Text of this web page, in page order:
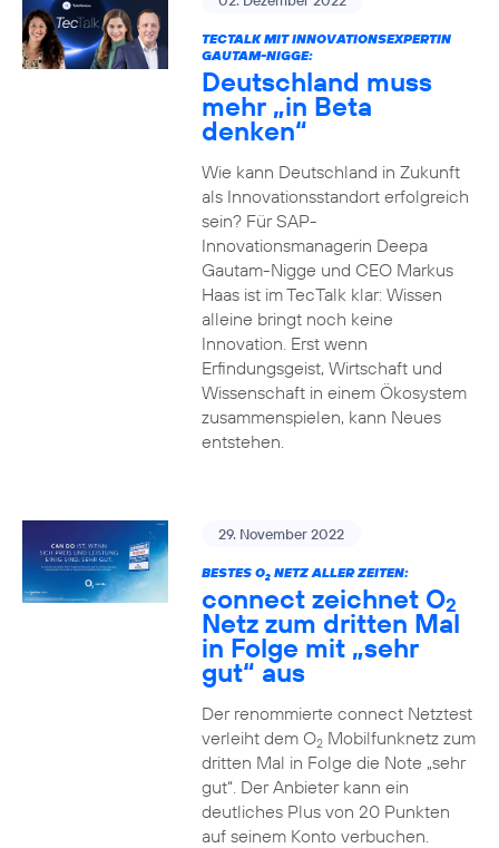
TECTALK MIT INNOVATIONSEXPERTIN
GAUTAM-NIGGE:
Deutschland muss
mehr „in Beta
denken“
Wie kann Deutschland in Zukunft
als Innovationsstandort erfolgreich
sein? Für SAP-
Innovationsmanagerin Deepa
Gautam-Nigge und CEO Markus
Haas ist im TecTalk klar: Wissen
alleine bringt noch keine
Innovation. Erst wenn
Erfindungsgeist, Wirtschaft und
Wissenschaft in einem Ökosystem
zusammenspielen, kann Neues
entstehen.
29. November 2022
BESTES O2NETZ ALLER ZEITEN:
connect zeichnet O2
Netz zum dritten Mal
in Folge mit „sehr
gut“ aus
Der renommierte connect Netztest
verleiht dem O2Mobilfunknetz zum
dritten Mal in Folge die Note „sehr
gut“. Der Anbieter kann ein
deutliches Plus von 20 Punkten
auf seinem Konto verbuchen.